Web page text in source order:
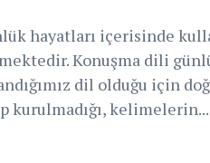
hayatları içerisinde
Konuşma dili
dil olduğu için
kelimelerin...